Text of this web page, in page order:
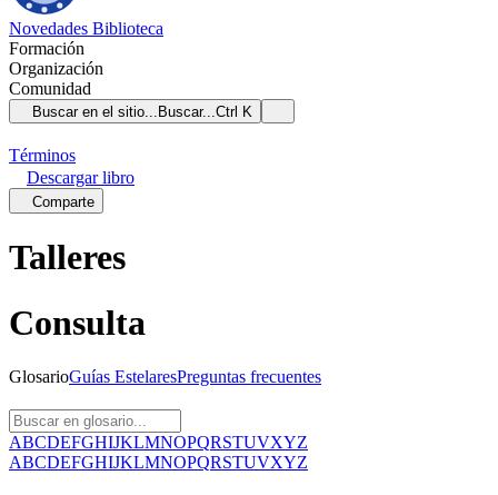
Novedades Biblioteca
Formación
Organización
Comunidad
Buscar en el sitio... Buscar...Ctrl K
Términos
Descargarlibro
Comparte
Talleres
Consulta
GlosarioGuías EstelaresPreguntas frecuentes
ABCDEFGHIJKLMNOPQRSTUVXYZ
ABCDEFGHIJKLMNOPQRSTUVXYZ